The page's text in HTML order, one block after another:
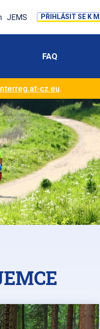
JEMS PŘIHLÁSIT SE K
FAQ
cz.eu.